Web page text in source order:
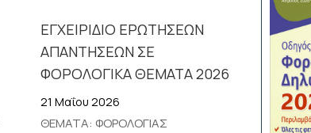
ΕΓΧΕΙΡΙΔΙΟ ΕΡΩΤΗΣΕΩΝ
ΑΠΑΝΤΗΣΕΩΝ ΣΕ
ΦΟΡΟΛΟΓΙΚΑ ΘΕΜΑΤΑ 2026
21 Μαΐου 2026
ΘΕΜΑΤΑ: ΦΟΡΟΛΟΓΙΑΣ